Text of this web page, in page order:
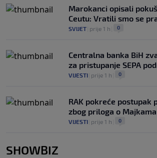
Marokanci opisali
Ceutu: Vratili smo se
SVIJET prije 1 h 0
Centralna banka BiH
za pristupanje SEPA
VIJESTI prije 1 h 0
RAK pokreće postupak
zbog priloga o
VIJESTI prije 1 h 0
SHOWBIZ